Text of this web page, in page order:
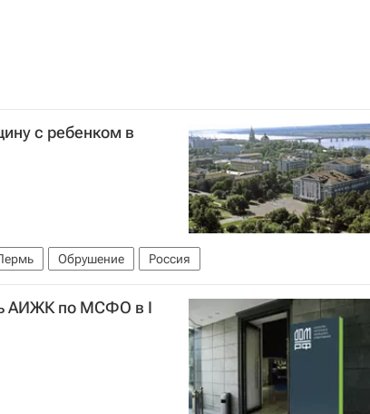
с ребенком в
Обрушение Россия
АИЖК по МСФО в I